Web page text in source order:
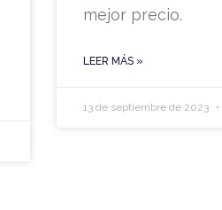
mejor precio.
LEER MÁS »
13 de septiembre de 2023